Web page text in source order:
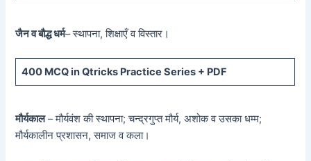
जैन व बौद्ध धर्म– स्थापना, शिक्षाएँ व विस्तार।
400 MCQin Qtricks Practice Series + PDF
मौर्यकाल– मौर्यवंश की स्थापना; चन्द्रगुप्त मौर्य, अशोक व उसका धम्म;
मौर्यकालीन प्रशासन, समाज व कला।